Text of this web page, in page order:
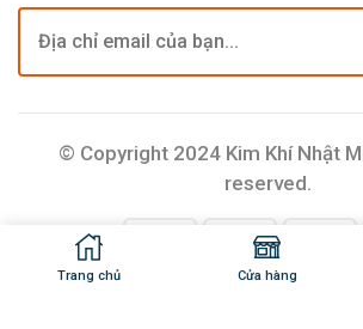
Trang chủ Cửa hàng
© Copyright 2024 Kim Khí Nhật
reserved.